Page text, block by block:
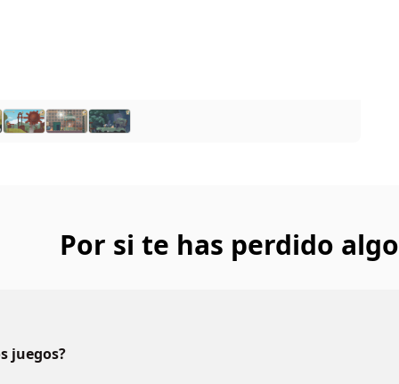
Por si te has perdido algo
juegos?